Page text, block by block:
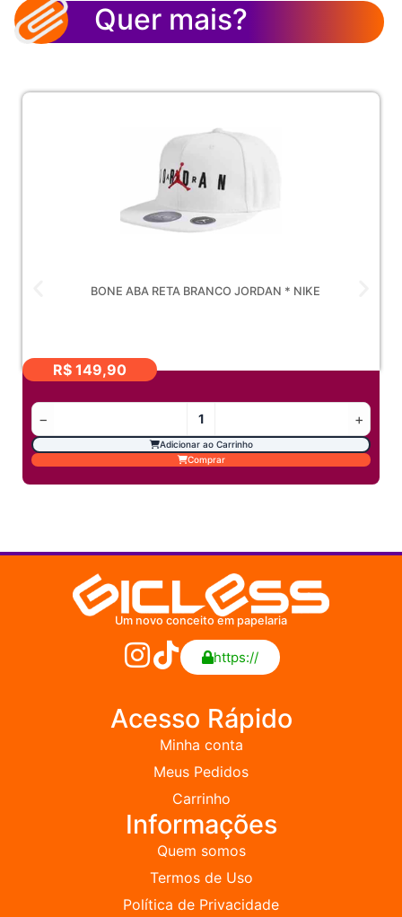
Quer mais?
BONE ABA RETA BRANCO JORDAN * NIKE
R$ 149,90
− +
Adicionar ao Carrinho
Comprar
Um novo conceito em papelaria
https://
Acesso Rápido
Minha conta
Meus Pedidos
Carrinho
Informações
Quem somos
Termos de Uso
Política de Privacidade